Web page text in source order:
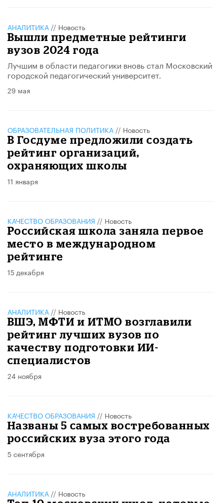
АНАЛИТИКА // Новость
Вышли предметные рейтинги
вузов 2024 года
Лучшим в области педагогики вновь стал Московский
городской педагогический университет.
29 мая
ОБРАЗОВАТЕЛЬНАЯ ПОЛИТИКА // Новость
В Госдуме предложили создать
рейтинг организаций,
охраняющих школы
11 января
КАЧЕСТВО ОБРАЗОВАНИЯ // Новость
Российская школа заняла первое
место в международном
рейтинге
15 декабря
АНАЛИТИКА // Новость
ВШЭ, МФТИ и ИТМО возглавили
рейтинг лучших вузов по
качеству подготовки ИИ-
специалистов
24 ноября
КАЧЕСТВО ОБРАЗОВАНИЯ // Новость
Названы 5 самых востребованных
российских вуза этого года
5 сентября
АНАЛИТИКА // Новость